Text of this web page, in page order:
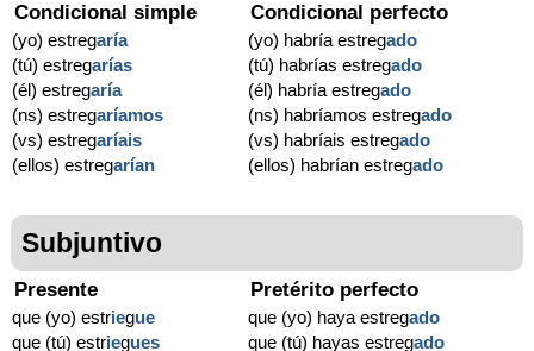
Condicional simple
(yo) estregaría
(tú) estregarías
(él) estregaría
(ns) estregaríamos
(vs) estregaríais
(ellos) estregarían
Condicional perfecto
(yo) habría estregado
(tú) habrías estregado
(él) habría estregado
(ns) habríamos estregado
(vs) habríais estregado
(ellos) habrían estregado
Subjuntivo
Presente
que (yo) estriegue
que (tú) estriegues
Pretérito perfecto
que (yo) haya estregado
que (tú) hayas estregado